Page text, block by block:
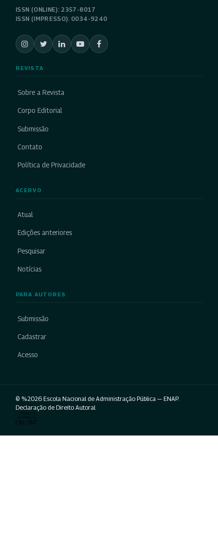
ISSN (ONLINE): 2357-8017
ISSN (IMPRESSO): 0034-9240
REVISTA
Sobre a Revista
Corpo Editorial
Submissão
Contato
Política de Privacidade
ACERVO
Atual
Edições anteriores
Pesquisar
Notícias
PARA AUTORES
Submissão
Cadastrar
Acesso
© %2026 Escola Nacional de Administração Pública — ENAP.
Declaração de Direito Autoral